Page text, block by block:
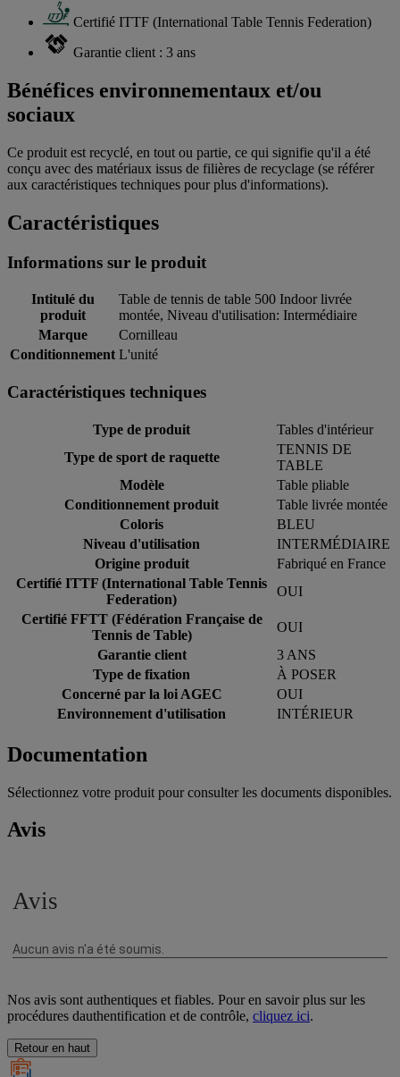
Certifié ITTF (International Table Tennis Federation)
Garantie client : 3 ans
Bénéfices environnementaux et/ou
sociaux
Ce produit est recyclé, en tout ou partie, ce qui signifie qu'il a été
conçu avec des matériaux issus de filières de recyclage (se référer
aux caractéristiques techniques pour plus d'informations).
Caractéristiques
Informations sur le produit
Intitulé du
produit
Table de tennis de table 500 Indoor livrée
montée, Niveau d'utilisation: Intermédiaire
Marque
Cornilleau
Conditionnement L'unité
Caractéristiques techniques
Type de produit
Tables d'intérieur
Type de sport de raquette
TENNIS DE
TABLE
Modèle
Table pliable
Conditionnement produit
Table livrée montée
Coloris
BLEU
Niveau d'utilisation
INTERMÉDIAIRE
Origine produit
Fabriqué en France
Certifié ITTF (International Table Tennis
Federation)
OUI
Certifié FFTT (Fédération Française de
Tennis de Table)
OUI
Garantie client
3 ANS
Type de fixation
À POSER
Concerné par la loi AGEC
OUI
Environnement d'utilisation
INTÉRIEUR
Documentation
Sélectionnez votre produit pour consulter les documents disponibles.
Avis
Nos avis sont authentiques et fiables. Pour en savoir plus sur les
procédures dauthentification et de contrôle, cliquez ici.
Retour en haut